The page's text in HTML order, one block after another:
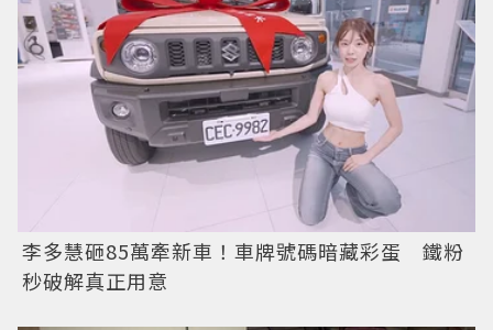
李多慧砸85萬牽新車！車牌號碼暗藏彩蛋 鐵粉
秒破解真正用意